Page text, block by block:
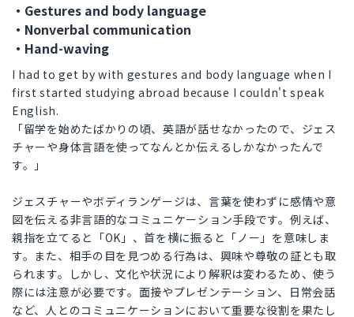
・Gestures and body language
・Nonverbal communication
・Hand-waving
I had to get by with gestures and body language when I
first started studying abroad because I couldn't speak
English.
「留学を始めたばかりの頃、英語が話せなかったので、ジェス
チャーや身体言語を使ってなんとか伝えるしかなかったんで
す。」
ジェスチャーやボディランゲージは、言葉を使わずに感情や意
図を伝える非言語的なコミュニケーション手段です。例えば、
親指を立てると「OK」、首を横に振ると「ノー」を意味しま
す。また、相手の目を見つめる行為は、興味や尊敬の証とも取
られます。しかし、文化や状況により解釈は変わるため、使う
際には注意が必要です。面接やプレゼンテーション、日常会話
など、人とのコミュニケーションにおいて重要な役割を果たし